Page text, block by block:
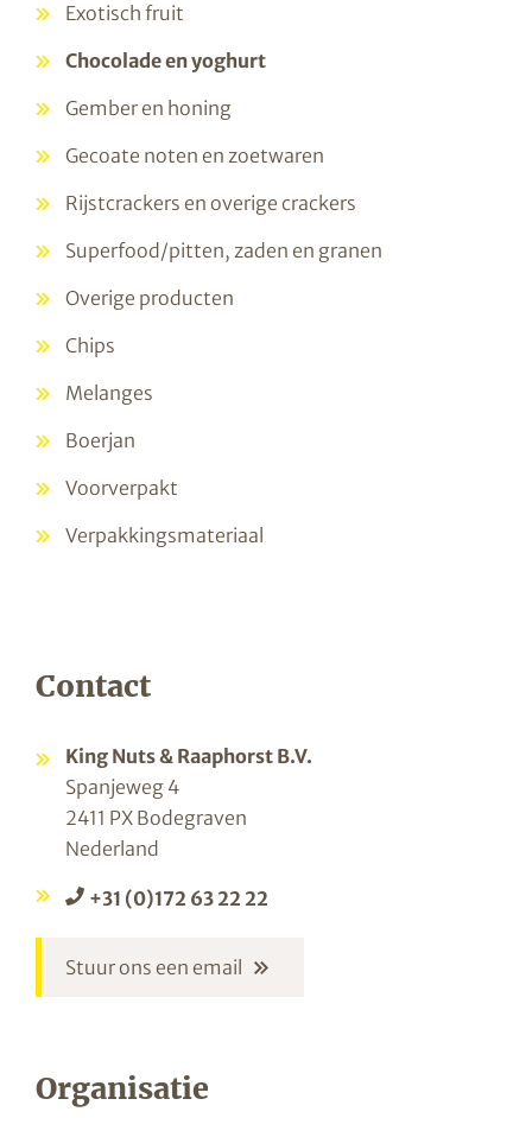
Exotisch fruit
Chocolade en yoghurt
Gember en honing
Gecoate noten en zoetwaren
Rijstcrackers en overige crackers
Superfood/pitten, zaden en granen
Overige producten
Chips
Melanges
Boerjan
Voorverpakt
Verpakkingsmateriaal
Contact
King Nuts & Raaphorst B.V.
Spanjeweg 4
2411 PX Bodegraven
Nederland
+31 (0)172 63 22 22
Stuur ons een email
Organisatie